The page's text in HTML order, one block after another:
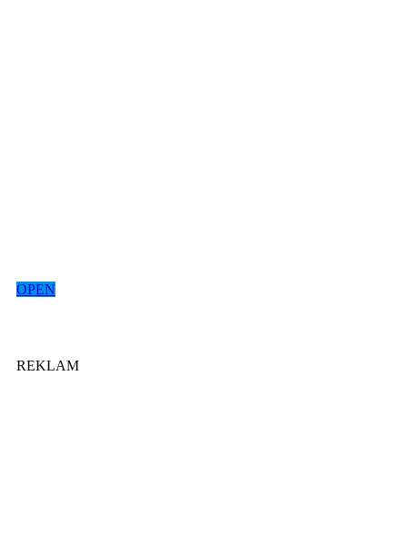
OPEN
REKLAM